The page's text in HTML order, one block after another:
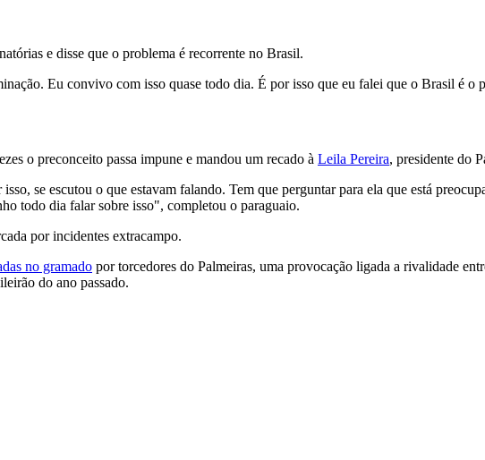
e disse que o problema é recorrente no Brasil.
Eu convivo com isso quase todo dia. É por isso que eu falei que o Brasil é
o preconceito passa impune e mandou um recado à Leila Pereira, presidente do
se escutou o que estavam falando. Tem que perguntar para ela que está
todo dia falar sobre isso", completou o paraguaio.
por incidentes extracampo.
no gramado por torcedores do Palmeiras, uma provocação ligada a rivalidade
do ano passado.